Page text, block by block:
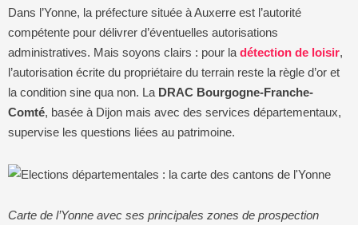
Dans l’Yonne, la préfecture située à Auxerre est l’autorité
compétente pour délivrer d’éventuelles autorisations
administratives. Mais soyons clairs : pour la détection de loisir,
l’autorisation écrite du propriétaire du terrain reste la règle d’or et
la condition sine qua non. La DRAC Bourgogne-Franche-
Comté, basée à Dijon mais avec des services départementaux,
supervise les questions liées au patrimoine.
Carte de l’Yonne avec ses principales zones de prospection